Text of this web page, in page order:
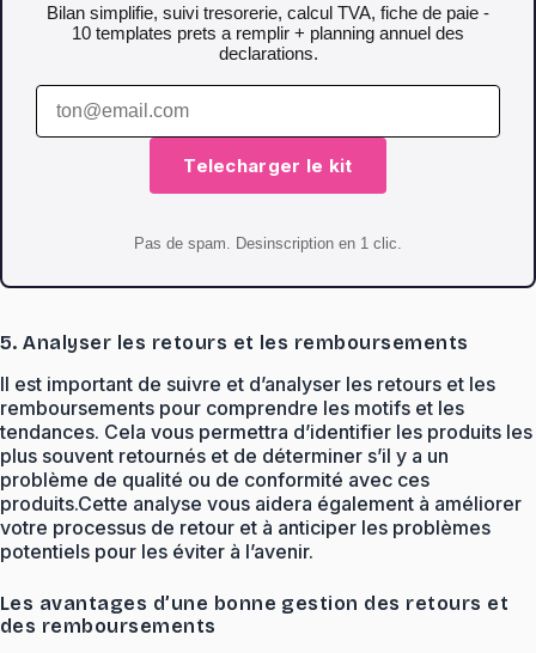
Bilan simplifie, suivi tresorerie, calcul TVA, fiche de paie -
10 templates prets a remplir + planning annuel des
declarations.
Telecharger le kit
Pas de spam. Desinscription en 1 clic.
5. Analyser les retours et les remboursements
Il est important de suivre et d’analyser les retours et les
remboursements pour comprendre les motifs et les
tendances. Cela vous permettra d’identifier les produits les
plus souvent retournés et de déterminer s’il y a un
problème de qualité ou de conformité avec ces
produits.Cette analyse vous aidera également à améliorer
votre processus de retour et à anticiper les problèmes
potentiels pour les éviter à l’avenir.
Les avantages d’une bonne gestion des retours et
des remboursements